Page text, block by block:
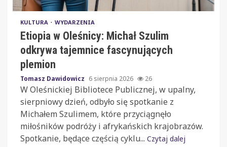
KULTURA WYDARZENIA
Etiopia w Oleśnicy: Michał Szulim
odkrywa tajemnice fascynujących
plemion
Tomasz Dawidowicz 6 sierpnia 2026 26
W Oleśnickiej Bibliotece Publicznej, w upalny,
sierpniowy dzień, odbyło się spotkanie z
Michałem Szulimem, które przyciągnęło
miłośników podróży i afrykańskich krajobrazów.
Spotkanie, będące częścią cyklu... Czytaj dalej